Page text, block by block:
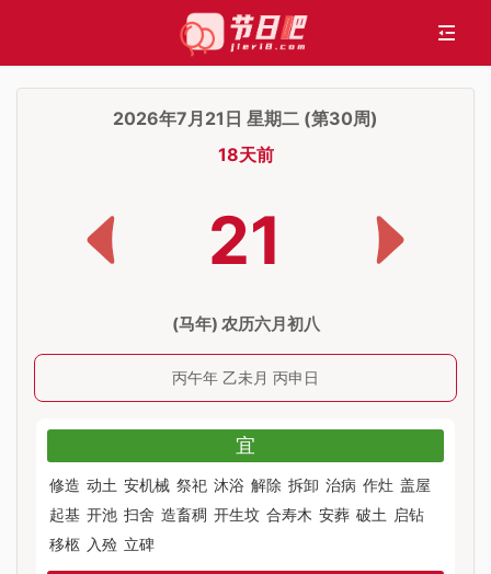
2026年7月21日 星期二 (第30周)
18天前
21
(马年) 农历六月初八
丙午年 乙未月 丙申日
宜
修造 动土 安机械 祭祀 沐浴 解除 拆卸 治病 作灶 盖屋
起基 开池 扫舍 造畜稠 开生坟 合寿木 安葬 破土 启钻
移柩 入殓 立碑